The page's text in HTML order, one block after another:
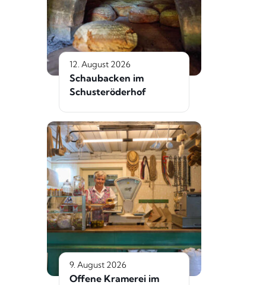
12. August 2026
Schaubacken im
Schusteröderhof
9. August 2026
Offene Kramerei im